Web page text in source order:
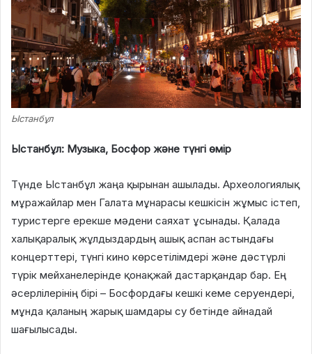
Ыстанбұл
Ыстанбұл: Музыка, Босфор және түнгі өмір
Түнде Ыстанбұл жаңа қырынан ашылады. Археологиялық
мұражайлар мен Галата мұнарасы кешкісін жұмыс істеп,
туристерге ерекше мәдени саяхат ұсынады. Қалада
халықаралық жұлдыздардың ашық аспан астындағы
концерттері, түнгі кино көрсетілімдері және дәстүрлі
түрік мейханелерінде қонақжай дастарқандар бар. Ең
әсерлілерінің бірі – Босфордағы кешкі кеме серуендері,
мұнда қаланың жарық шамдары су бетінде айнадай
шағылысады.